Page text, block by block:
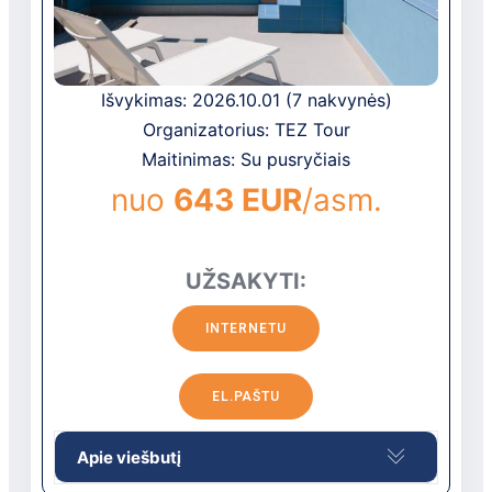
MasterCard
Viešbučio vieta
4 km nuo San Vincenzo centro, Costa degli
etruskų pakrantėje, 77 km iki Grosseto oro
uosto, 1 km iki paplūdimio.
Vaikai nuo 8 mėn. iki 3 metų
lovelė: pagal atskirą užklausimą, už
užklausimą, už papildomą mokestį
nemokamai (1 skėtis ir 2 gultai nuo 4
eilės nemokamai)
nuosavas yra
Išvykimas: 2026.10.01 (7 nakvynės)
Organizatorius: TEZ Tour
Maitinimas: Su pusryčiais
nuo 643 EUR/asm.
UŽSAKYTI:
INTERNETU
EL.PAŠTU
Apie viešbutį